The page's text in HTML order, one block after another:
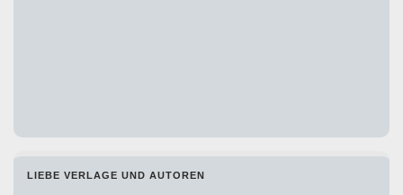
LIEBE VERLAGE UND AUTOREN